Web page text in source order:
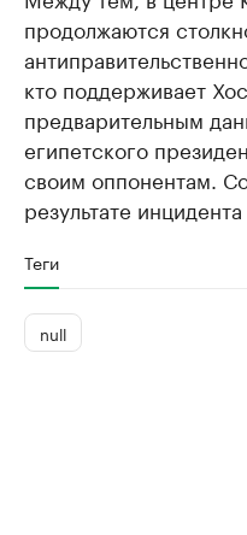
продолжаются
кто поддерживает
предварительным
египетского
своим оппонентам.
результате
Теги
null